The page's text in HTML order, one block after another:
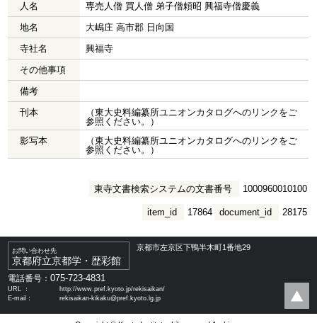
人名
専売人僧 買人僧 弟子僧頼昭 興福寺僧慶義
地名
大嶋庄 高市郡 日向国
寺社名
興福寺
その他事項
備考
刊本
（東大史料編纂所ユニオンカタログへのリンクをご
参照ください。）
影写本
（東大史料編纂所ユニオンカタログへのリンクをご
参照ください。）
東寺文書検索システムの文書番号 1000960010100
document_id 28175
item_id 17864
お問い合わせ先
京都府立京都学・歴彩館
京都市左京区下鴨半木町1番地29
電話番号：075-723-4831
URL ：
http://www.pref.kyoto.jp/rekisaikan/
E-mail：
rekisaikan-kikaku@pref.kyoto.lg.jp